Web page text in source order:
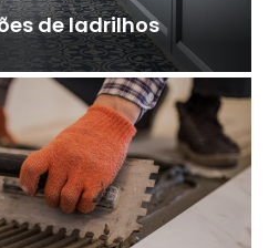
de ladrilhos